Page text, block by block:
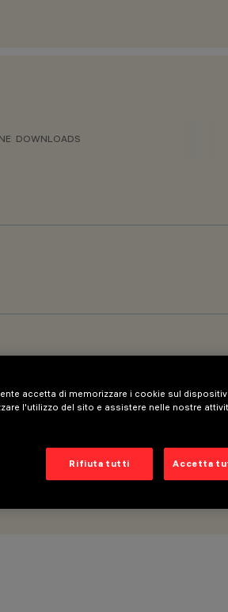
DOWNLOADS
accetta di memorizzare i cookie sul
l'utilizzo del sito e assistere nelle nostre
Rifiuta tutti Accetta